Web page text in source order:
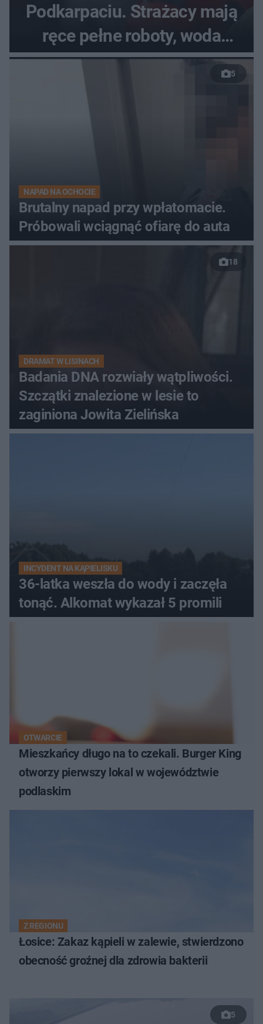
Podkarpaciu. Strażacy mają
ręce pełne roboty, woda
zalewa posesje i budynki
5
NAPAD NA OCHOCIE
Brutalny napad przy wpłatomacie.
Próbowali wciągnąć ofiarę do auta
18
DRAMAT W LISINACH
Badania DNA rozwiały wątpliwości.
Szczątki znalezione w lesie to
zaginiona Jowita Zielińska
INCYDENT NA KĄPIELISKU
36-latka weszła do wody i zaczęła
tonąć. Alkomat wykazał 5 promili
OTWARCIE
Mieszkańcy długo na to czekali. Burger King
otworzy pierwszy lokal w województwie
podlaskim
Z REGIONU
Łosice: Zakaz kąpieli w zalewie, stwierdzono
obecność groźnej dla zdrowia bakterii
5